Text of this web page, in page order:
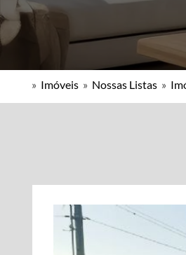
» Imóveis » Nossas Listas »